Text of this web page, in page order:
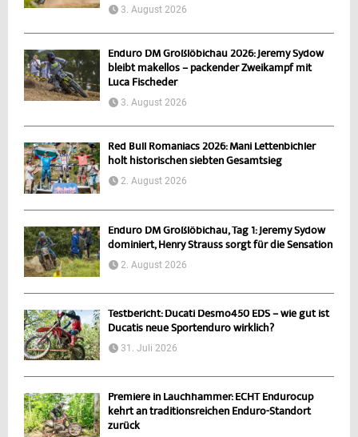
3. August 2026
Enduro DM Großlöbichau 2026: Jeremy Sydow
bleibt makellos – packender Zweikampf mit
Luca Fischeder
3. August 2026
Red Bull Romaniacs 2026: Mani Lettenbichler
holt historischen siebten Gesamtsieg
2. August 2026
Enduro DM Großlöbichau, Tag 1: Jeremy Sydow
dominiert, Henry Strauss sorgt für die Sensation
2. August 2026
Testbericht: Ducati Desmo450 EDS – wie gut ist
Ducatis neue Sportenduro wirklich?
31. Juli 2026
Premiere in Lauchhammer: ECHT Endurocup
kehrt an traditionsreichen Enduro-Standort
zurück